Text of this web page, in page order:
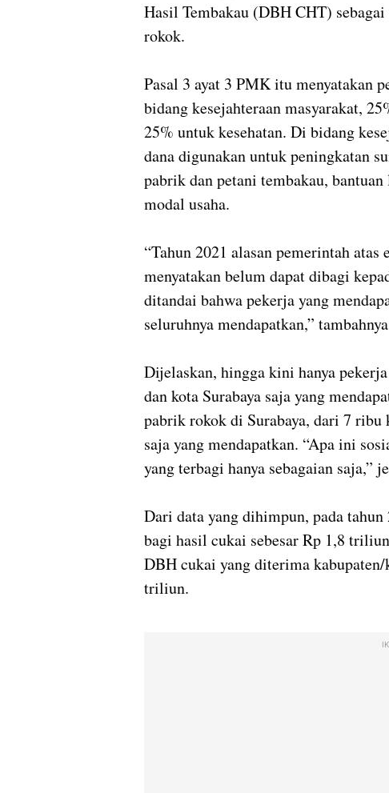
Hasil Tembakau (DBH CHT)
rokok.
Pasal 3 ayat 3 PMK itu menyatakan
bidang kesejahteraan masyarakat,
25% untuk kesehatan. Di bidang
dana digunakan untuk peningkatan
pabrik dan petani tembakau,
modal usaha.
“Tahun 2021 alasan pemerintah
menyatakan belum dapat dibagi
ditandai bahwa pekerja yang
seluruhnya mendapatkan,”
Dijelaskan, hingga kini hanya
dan kota Surabaya saja yang
pabrik rokok di Surabaya, dari 7 ribu
saja yang mendapatkan. “Apa ini
yang terbagi hanya sebagaian saja,”
Dari data yang dihimpun, pada
bagi hasil cukai sebesar Rp 1,8
DBH cukai yang diterima
triliun.